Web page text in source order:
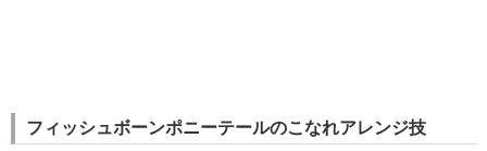
フィッシュボーンポニーテールのこなれアレンジ技